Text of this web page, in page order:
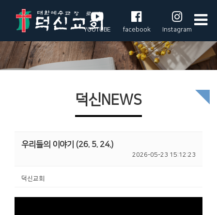
YOUTUBE facebook Instagram
덕신NEWS
우리들의 이야기 (26. 5. 24.)
2026-05-23 15:12:23
덕신교회